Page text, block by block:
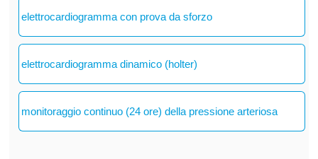
elettrocardiogramma con prova da sforzo
elettrocardiogramma dinamico (holter)
monitoraggio continuo (24 ore) della pressione arteriosa